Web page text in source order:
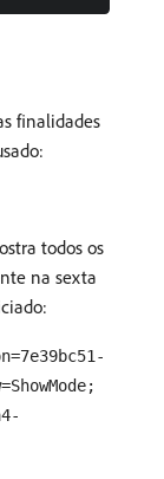
finalidades
todos os
na sexta